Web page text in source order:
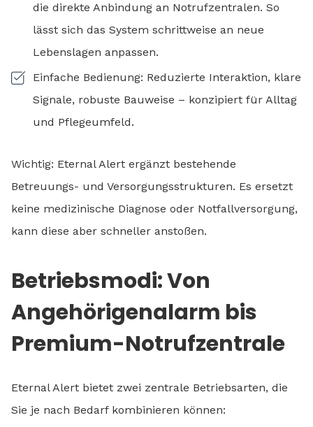
die direkte Anbindung an Notrufzentralen. So
lässt sich das System schrittweise an neue
Lebenslagen anpassen.
Einfache Bedienung: Reduzierte Interaktion, klare
Signale, robuste Bauweise – konzipiert für Alltag
und Pflegeumfeld.
Wichtig: Eternal Alert ergänzt bestehende
Betreuungs- und Versorgungsstrukturen. Es ersetzt
keine medizinische Diagnose oder Notfallversorgung,
kann diese aber schneller anstoßen.
Betriebsmodi: Von
Angehörigenalarm bis
Premium-Notrufzentrale
Eternal Alert bietet zwei zentrale Betriebsarten, die
Sie je nach Bedarf kombinieren können: